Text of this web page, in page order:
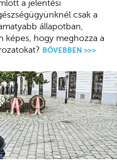
a jelentési
csak a
állapotban,
képes, hogy meghozza a
BŐVEBBEN >>>